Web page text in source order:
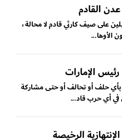
القادم
على صيف كارثي قادم لا محالة ،
الأوها...
الإمارات
بأي حلف أو تحالف أو حتى مشاركة
في أي حرب قاد...
الرخيصة